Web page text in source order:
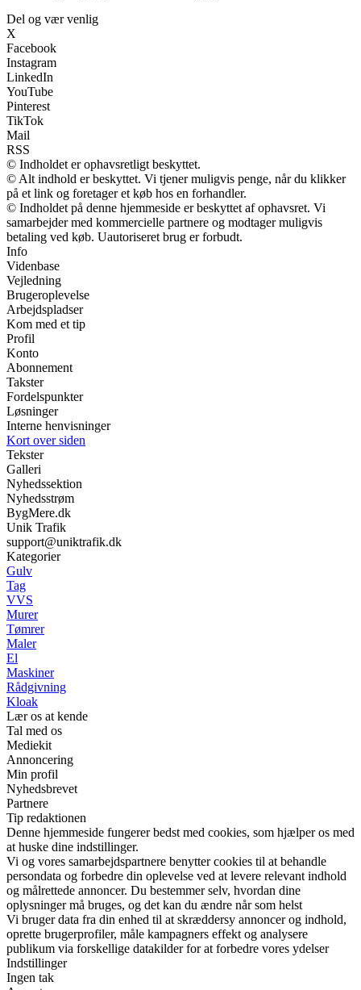
Del og vær venlig
X
Facebook
Instagram
LinkedIn
YouTube
Pinterest
TikTok
Mail
RSS
© Indholdet er ophavsretligt beskyttet.
© Alt indhold er beskyttet. Vi tjener muligvis penge, når du klikker
på et link og foretager et køb hos en forhandler.
© Indholdet på denne hjemmeside er beskyttet af ophavsret. Vi
samarbejder med kommercielle partnere og modtager muligvis
betaling ved køb. Uautoriseret brug er forbudt.
Info
Videnbase
Vejledning
Brugeroplevelse
Arbejdspladser
Kom med et tip
Profil
Konto
Abonnement
Takster
Fordelspunkter
Løsninger
Interne henvisninger
Kort over siden
Tekster
Galleri
Nyhedssektion
Nyhedsstrøm
BygMere.dk
Unik Trafik
support@uniktrafik.dk
Kategorier
Gulv
Tag
VVS
Murer
Tømrer
Maler
El
Maskiner
Rådgivning
Kloak
Lær os at kende
Tal med os
Mediekit
Annoncering
Min profil
Nyhedsbrevet
Partnere
Tip redaktionen
Denne hjemmeside fungerer bedst med cookies, som hjælper os med
at huske dine indstillinger.
Vi og vores samarbejdspartnere benytter cookies til at behandle
persondata og forbedre din oplevelse ved at levere relevant indhold
og målrettede annoncer. Du bestemmer selv, hvordan dine
oplysninger må bruges, og det kan du ændre når som helst
Vi bruger data fra din enhed til at skræddersy annoncer og indhold,
oprette brugerprofiler, måle kampagners effekt og analysere
publikum via forskellige datakilder for at forbedre vores ydelser
Indstillinger
Ingen tak